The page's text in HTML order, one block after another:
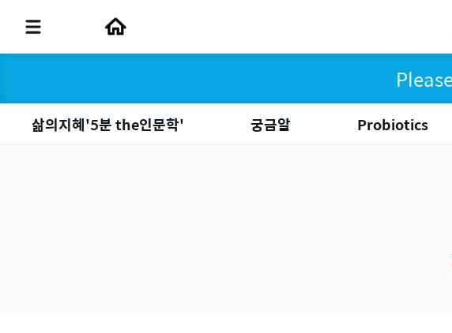
삶의지혜'5분 the인문학' 궁금알 Probiotics